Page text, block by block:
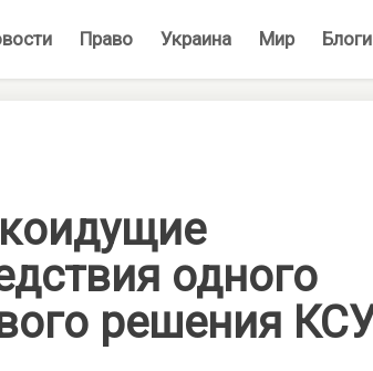
Право Украина Мир Блоги
одного
решения